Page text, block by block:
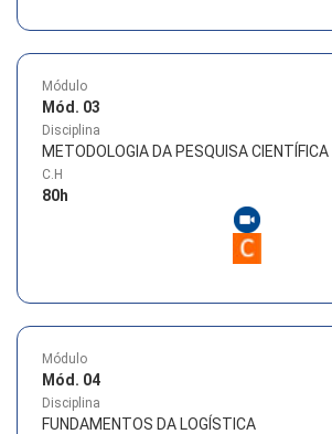
Módulo
Mód. 03
Disciplina
METODOLOGIA DA PESQUISA CIENTÍFICA
C.H
80h
Módulo
Mód. 04
Disciplina
FUNDAMENTOS DA LOGÍSTICA